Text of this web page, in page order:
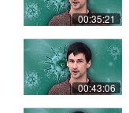
00:35:21
00:43:06